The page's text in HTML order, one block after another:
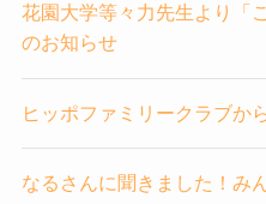
花園大学等々力先生より「
のお知らせ
ヒッポファミリークラブか
なるさんに聞きました！み